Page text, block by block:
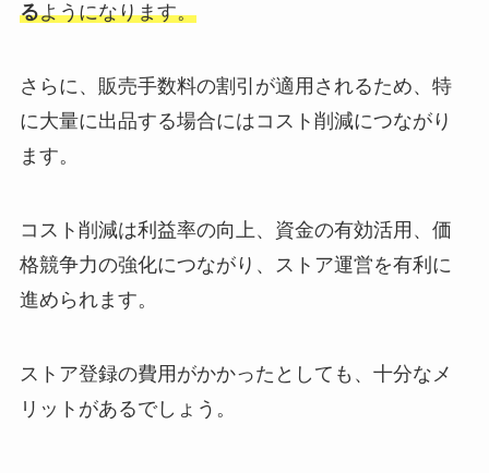
るようになります。
さらに、販売手数料の割引が適用されるため、特
に大量に出品する場合にはコスト削減につながり
ます。
コスト削減は利益率の向上、資金の有効活用、価
格競争力の強化につながり、ストア運営を有利に
進められます。
ストア登録の費用がかかったとしても、十分なメ
リットがあるでしょう。